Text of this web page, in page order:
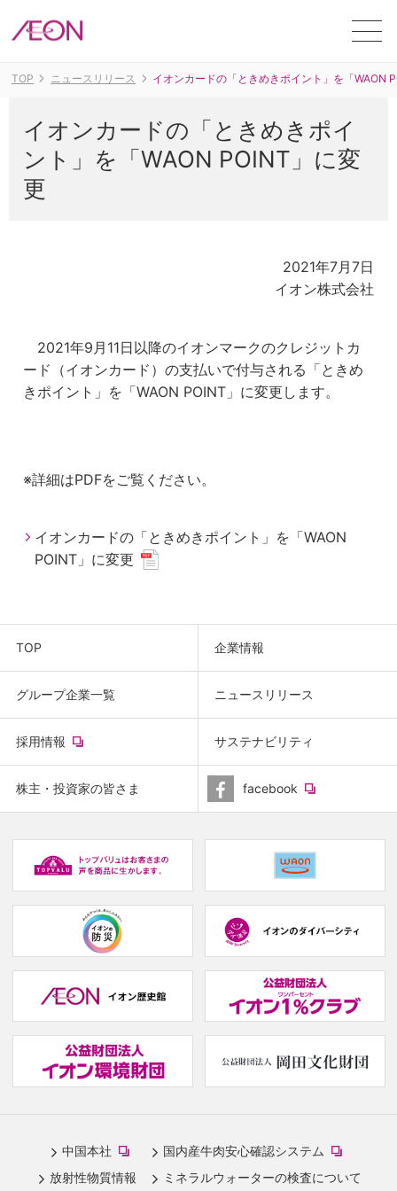
TOP ニュースリリース イオンカードの「ときめきポイント」を「WAON
イオンカードの「ときめきポイ
ント」を「WAON POINT」に変
更
2021年7月7日
イオン株式会社
2021年9月11日以降のイオンマークのクレジットカ
ード（イオンカード）の支払いで付与される「ときめ
きポイント」を「WAON POINT」に変更します。
※詳細はPDFをご覧ください。
イオンカードの「ときめきポイント」を「WAON
POINT」に変更
TOP 企業情報
グループ企業一覧 ニュースリリース
採用情報(new
サステナビリティ
株主・投資家の皆さま facebook (new
window.)
(new
window.)
window.)
中国本社(new
window.)
国内産牛肉安心確認システム (new
放射性物質情報 ミネラルウォーターの検査について